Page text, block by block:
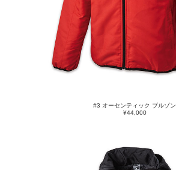
#3 オーセンティック ブルゾン
¥44,000